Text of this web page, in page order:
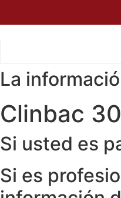
La
Clinbac
Si usted es
Si es